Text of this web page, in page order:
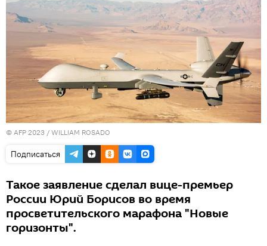
© AFP 2023 / WILLIAM ROSADO
Подписаться
Такое заявление сделал вице-премьер
России Юрий Борисов во время
просветительского марафона "Новые
горизонты".